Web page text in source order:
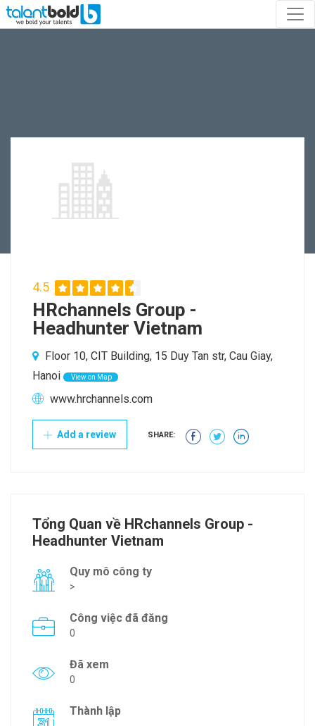
4.5
HRchannels Group -
Headhunter Vietnam
Floor 10, CIT Building, 15 Duy Tan str, Cau Giay,
Hanoi
View on Map
www.hrchannels.com
Add a review SHARE:
Tổng Quan về HRchannels Group -
Headhunter Vietnam
Quy mô công ty
>
Công việc đã đăng
0
Đã xem
0
Thành lập